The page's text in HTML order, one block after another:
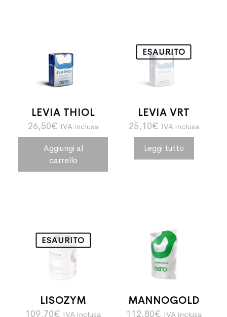
LEVIA THIOL
26,50€ IVA inclusa
Aggiungi al
carrello
ESAURITO
LEVIA VRT
25,10€ IVA inclusa
Leggi tutto
ESAURITO
LISOZYM
109,70€ IVA inclusa
MANNOGOLD
112,80€ IVA inclusa